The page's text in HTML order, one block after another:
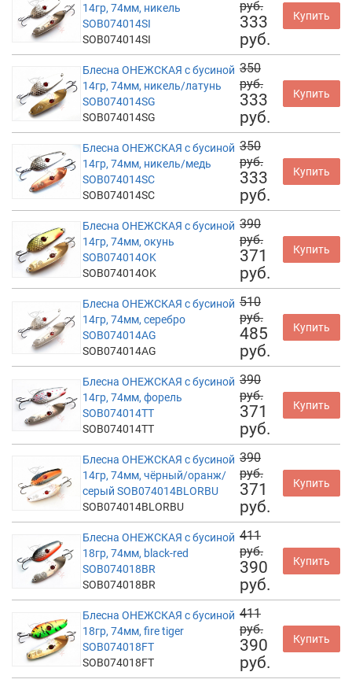
14гр, 74мм, никель
SOB074014SI
SOB074014SI
руб.
333
руб.
Купить
Блесна ОНЕЖСКАЯ с бусиной
14гр, 74мм, никель/латунь
SOB074014SG
SOB074014SG
350
руб.
333
руб.
Купить
Блесна ОНЕЖСКАЯ с бусиной
14гр, 74мм, никель/медь
SOB074014SC
SOB074014SC
350
руб.
333
руб.
Купить
Блесна ОНЕЖСКАЯ с бусиной
14гр, 74мм, окунь
SOB074014OK
SOB074014OK
390
руб.
371
руб.
Купить
Блесна ОНЕЖСКАЯ с бусиной
14гр, 74мм, серебро
SOB074014AG
SOB074014AG
510
руб.
485
руб.
Купить
Блесна ОНЕЖСКАЯ с бусиной
14гр, 74мм, форель
SOB074014TT
SOB074014TT
390
руб.
371
руб.
Купить
Блесна ОНЕЖСКАЯ с бусиной
14гр, 74мм, чёрный/оранж/
серый SOB074014BLORBU
SOB074014BLORBU
390
руб.
371
руб.
Купить
Блесна ОНЕЖСКАЯ с бусиной
18гр, 74мм, black-red
SOB074018BR
SOB074018BR
411
руб.
390
руб.
Купить
Блесна ОНЕЖСКАЯ с бусиной
18гр, 74мм, fire tiger
SOB074018FT
SOB074018FT
411
руб.
390
руб.
Купить